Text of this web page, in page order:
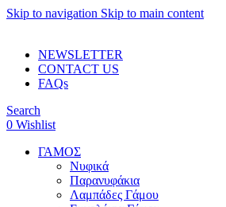
Skip to navigation Skip to main content
NEWSLETTER
CONTACT US
FAQs
Search
0 Wishlist
ΓΑΜΟΣ
Νυφικά
Παρανυφάκια
Λαμπάδες Γάμου